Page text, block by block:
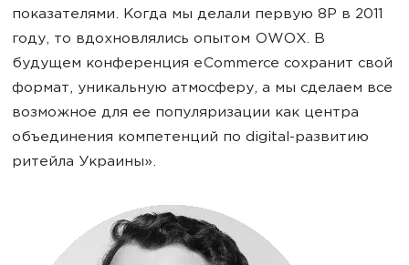
показателями. Когда мы делали первую 8P в 2011
году, то вдохновлялись опытом OWOX. В
будущем конференция eCommerce сохранит свой
формат, уникальную атмосферу, а мы сделаем все
возможное для ее популяризации как центра
объединения компетенций по digital-развитию
ритейла Украины».